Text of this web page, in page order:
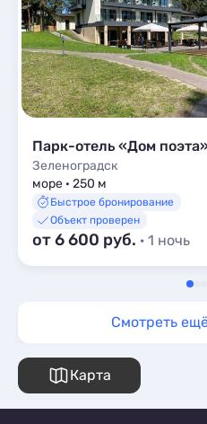
Парк-отель «Дом
Зеленоградск
море · 250 м
Быстрое бронирование
Объект проверен
от 6 600 руб. · 1 ночь
Смотреть
Карта